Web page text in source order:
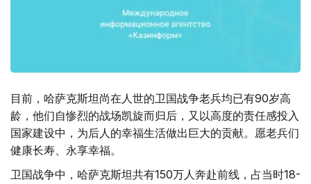
目前，哈萨克斯坦尚在人世的卫国战争老兵均已有90岁高
龄，他们自惨烈的战场凯旋而归后，又以高度的责任感投入
国家建设中，为后人的幸福生活做出巨大的贡献。愿老兵们
健康长寿、永享幸福。
卫国战争中，哈萨克斯坦共有150万人奔赴前线，占当时18-